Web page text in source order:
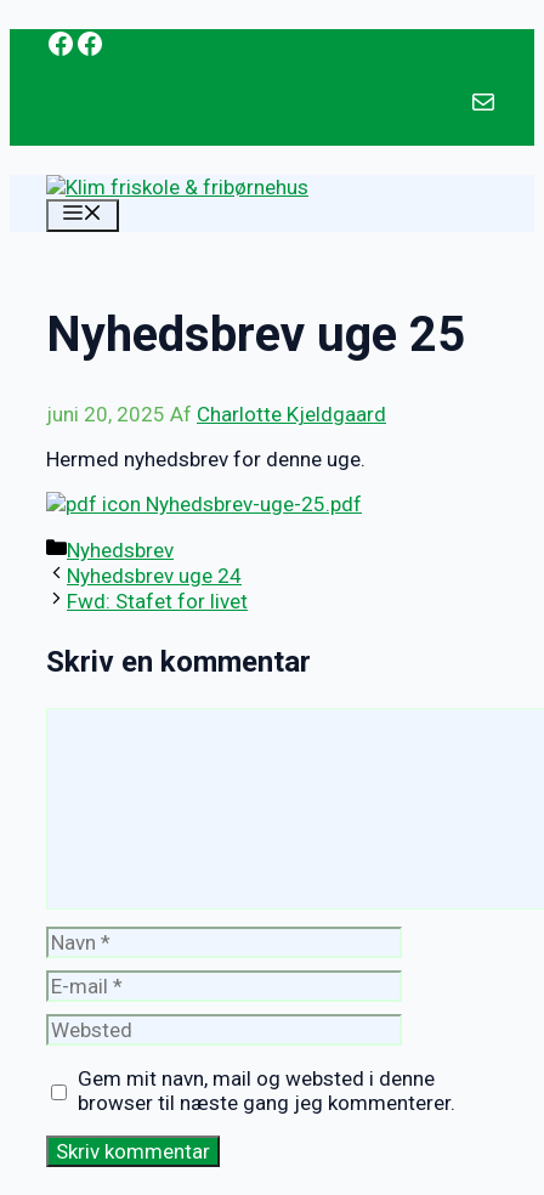
Facebook
Facebook
Nyhedsbrev uge 25
juni 20, 2025 Af Charlotte Kjeldgaard
Hermed nyhedsbrev for denne uge.
Nyhedsbrev-uge-25.pdf
Kategorier
Nyhedsbrev
Nyhedsbrev uge 24
Fwd: Stafet for livet
Skriv en kommentar
Navn
E-
mail
Websted
Gem mit navn, mail og websted i denne
browser til næste gang jeg kommenterer.